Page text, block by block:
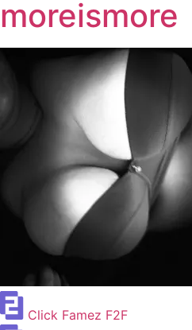
moreismore
Click Famez F2F